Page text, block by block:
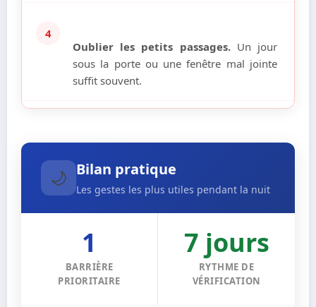
4
Oublier les petits passages.Un jour
sous la porte ou une fenêtre mal jointe
suffit souvent.
🌙 Bilan pratique
Les gestes les plus utiles pendant la nuit
1
BARRIÈRE
PRIORITAIRE
7 jours
RYTHME DE
VÉRIFICATION